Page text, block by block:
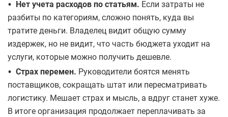
• Нет учета расходов по статьям. Если затраты не
разбиты по категориям, сложно понять, куда вы
тратите деньги. Владелец видит общую сумму
издержек, но не видит, что часть бюджета уходит на
услуги, которые можно получить дешевле.
• Страх перемен. Руководители боятся менять
поставщиков, сокращать штат или пересматривать
логистику. Мешает страх и мысль, а вдруг станет хуже.
В итоге организация продолжает переплачивать за